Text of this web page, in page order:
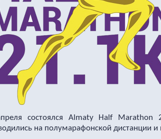
состоялся Almaty Half Marathon
на полумарафонской дистанции и